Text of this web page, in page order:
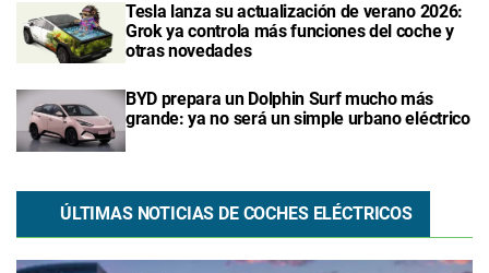
Tesla lanza su actualización de verano 2026:
Grok ya controla más funciones del coche y
otras novedades
BYD prepara un Dolphin Surf mucho más
grande: ya no será un simple urbano eléctrico
ÚLTIMAS NOTICIAS DE COCHES ELÉCTRICOS